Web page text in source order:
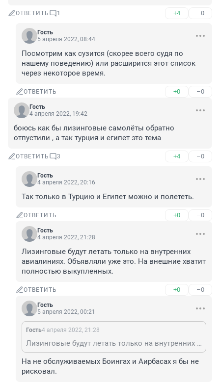
ОТВЕТИТЬ 1 +4 –0
Гость
5 апреля 2022, 08:44
Посмотрим как сузится (скорее всего судя по
нашему поведению) или расширится этот список
через некоторое время.
ОТВЕТИТЬ +0 –0
Гость
4 апреля 2022, 19:42
боюсь как бы лизинговые самолёты обратно
отпустили , а так турция и египет это тема
ОТВЕТИТЬ 3 +4 –0
Гость
4 апреля 2022, 20:16
Так только в Турцию и Египет можно и полететь.
ОТВЕТИТЬ +0 –0
Гость
4 апреля 2022, 21:28
Лизинговые будут летать только на внутренних
авиалиниях. Объявляли уже это. На внешние хватит
полностью выкупленных.
ОТВЕТИТЬ +0 –0
Гость
5 апреля 2022, 00:21
Гость4 апреля 2022, 21:28
Лизинговые будут летать только на внутренних авиалиниях. Объявляли уже это. На внешние хватит полностью выкупленных.
На не обслуживаемых Боингах и Аирбасах я бы не
рисковал.